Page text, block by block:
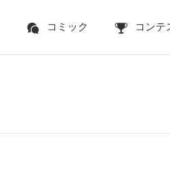
コミック コンテ